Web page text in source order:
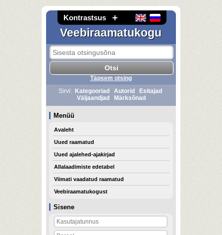
Kontrastsus
Veebiraamatukogu
Sisene
Täpsem otsing
Sirvi:
Kategooriad Autorid
Esitajad
Väljaandjad
Märksõnad
Menüü
Avaleht
Uued raamatud
Uued ajalehed-ajakirjad
Allalaadimiste edetabel
Viimati vaadatud raamatud
Veebiraamatukogust